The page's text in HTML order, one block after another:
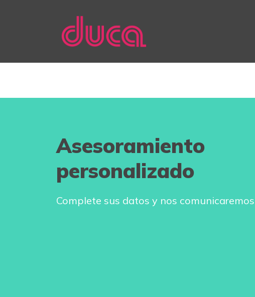
Asesoramiento
personalizado
Complete sus datos y nos